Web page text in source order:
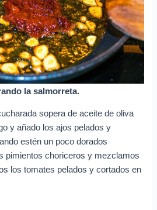
la salmorreta.
sopera de aceite de oliva
y añado los ajos pelados y
estén un poco dorados
pimientos choriceros y mezclamos
los tomates pelados y cortados en